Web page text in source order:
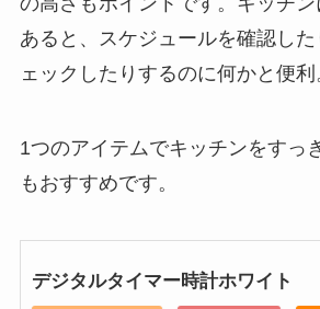
あると、スケジュールを確認し
ェックしたりするのに何かと便利
1つのアイテムでキッチンをすっ
もおすすめです。
デジタルタイマー時計ホワイト